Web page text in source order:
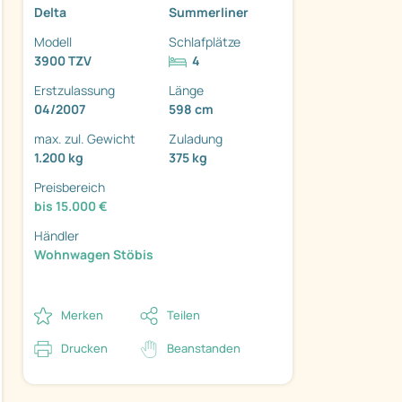
Delta
Summerliner
Modell
3900 TZV
Schlafplätze
4
Erstzulassung
04/2007
Länge
598 cm
max. zul. Gewicht
1.200 kg
Zuladung
375 kg
Preisbereich
bis 15.000 €
Händler
Wohnwagen Stöbis
Merken Teilen
Drucken Beanstanden